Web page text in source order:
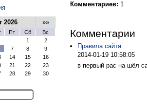
Комментариев: 1
Комментарии
Правила сайта:
2014-01-19 10:58:05
в первый рас на шёл
2026 »»
Пт Сб
Вс
1
2
7 8
9
14 15
16
21 22
23
28 29
30